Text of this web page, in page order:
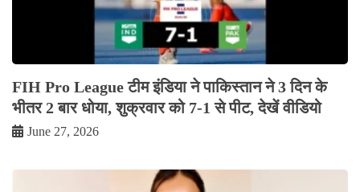
FIH Pro League टीम इंडिया ने पाकिस्तान ने 3 दिन के
भीतर 2 बार धोया, शुक्रवार को 7-1 से पीट, देखें वीडियो
June 27, 2026